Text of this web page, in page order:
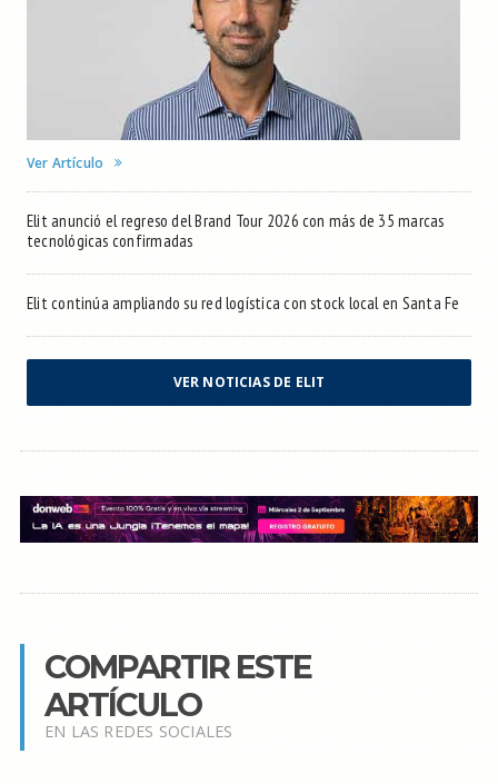
Ver Artículo
Elit anunció el regreso del Brand Tour 2026 con más de 35 marcas
tecnológicas confirmadas
Elit continúa ampliando su red logística con stock local en Santa Fe
VER NOTICIAS DE ELIT
COMPARTIR ESTE
ARTÍCULO
EN LAS REDES SOCIALES